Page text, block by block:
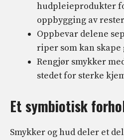
hudpleieprodukter
oppbygging av
Oppbevar delene
riper som kan skape
Rengjør smykker
stedet for sterke
Et symbiotisk
Smykker og hud deler et